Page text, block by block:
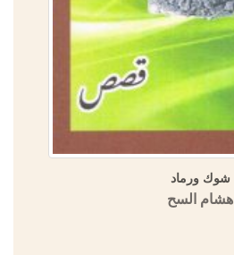
شوك ورماد
هشام السح